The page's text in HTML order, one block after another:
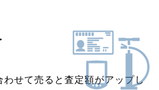
わせて売ると査定額がアップし